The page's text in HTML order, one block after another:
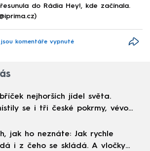
do Rádia Hey!, kde začínala.
komentáře vypnuté
nejhorších jídel světa.
se i tři české pokrmy, vévodí
jak ho neznáte: Jak rychle
i z čeho se skládá. A vločky